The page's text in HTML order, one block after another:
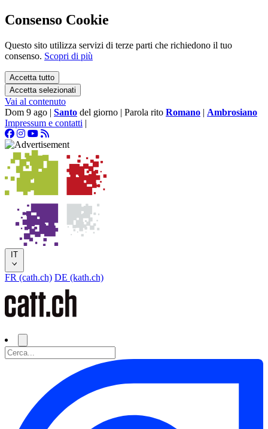
Consenso Cookie
Questo sito utilizza servizi di terze parti che richiedono il tuo
consenso. Scopri di più
Accetta tutto
Accetta selezionati
Vai al contenuto
Dom 9 ago | Santo del giorno | Parola rito Romano | Ambrosiano
Impressum e contatti |
IT
FR (cath.ch) DE (kath.ch)